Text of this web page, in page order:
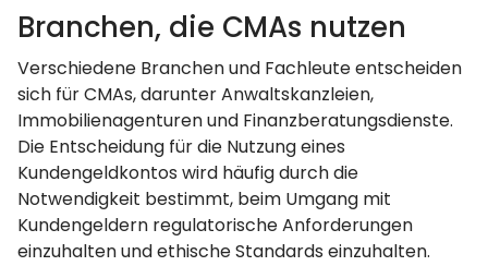
Branchen, die CMAs nutzen
Verschiedene Branchen und Fachleute entscheiden
sich für CMAs, darunter Anwaltskanzleien,
Immobilienagenturen und Finanzberatungsdienste.
Die Entscheidung für die Nutzung eines
Kundengeldkontos wird häufig durch die
Notwendigkeit bestimmt, beim Umgang mit
Kundengeldern regulatorische Anforderungen
einzuhalten und ethische Standards einzuhalten.